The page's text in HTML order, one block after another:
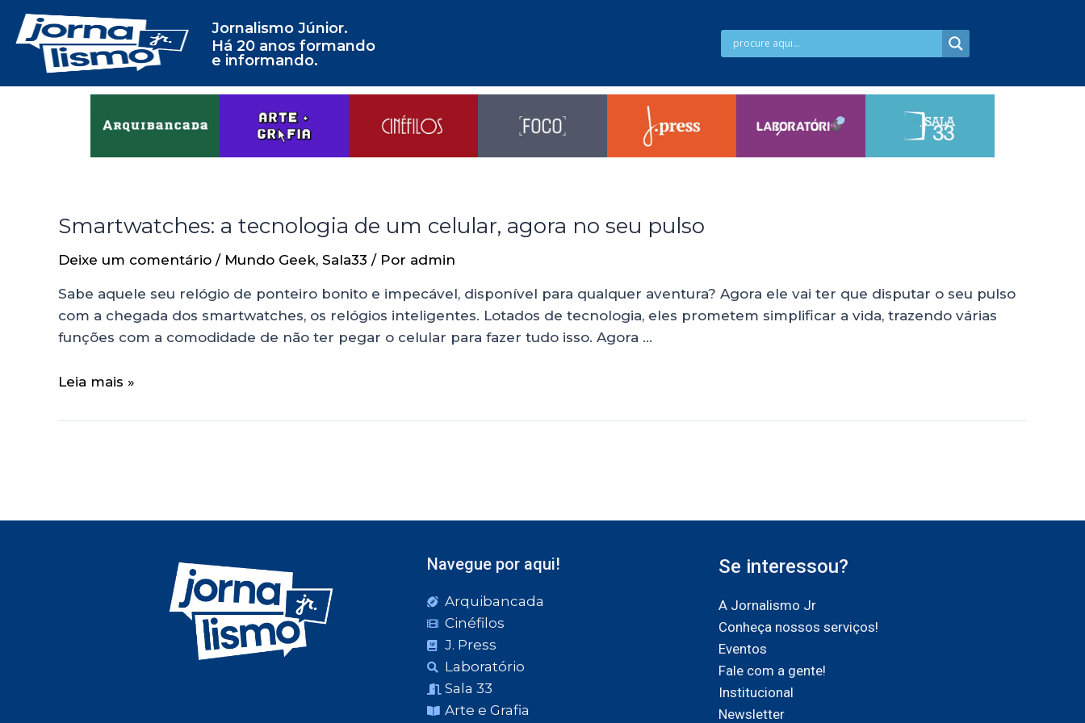
Jornalismo Júnior.
Há 20 anos formando
e informando.
Smartwatches: a tecnologia de um celular, agora no seu pulso
Deixe um comentário / Mundo Geek, Sala33 / Por admin
Sabe aquele seu relógio de ponteiro bonito e impecável, disponível para qualquer aventura? Agora ele vai ter que disputar o seu pulso
com a chegada dos smartwatches, os relógios inteligentes. Lotados de tecnologia, eles prometem simplificar a vida, trazendo várias
funções com a comodidade de não ter pegar o celular para fazer tudo isso. Agora …
Leia mais »
Navegue por aqui!
Arquibancada
Cinéfilos
J. Press
Laboratório
Sala 33
Arte e Grafia
Se interessou?
A Jornalismo Jr
Conheça nossos serviços!
Eventos
Fale com a gente!
Institucional
Newsletter